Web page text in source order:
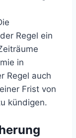
Regel ein
in
Regel auch
Frist von
kündigen.